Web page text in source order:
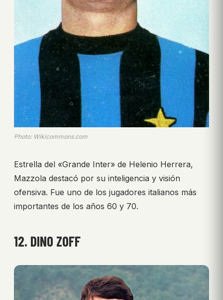
Photo: Wikicommons.com
Estrella del «Grande Inter» de Helenio Herrera,
Mazzola destacó por su inteligencia y visión
ofensiva. Fue uno de los jugadores italianos más
importantes de los años 60 y 70.
12. DINO ZOFF